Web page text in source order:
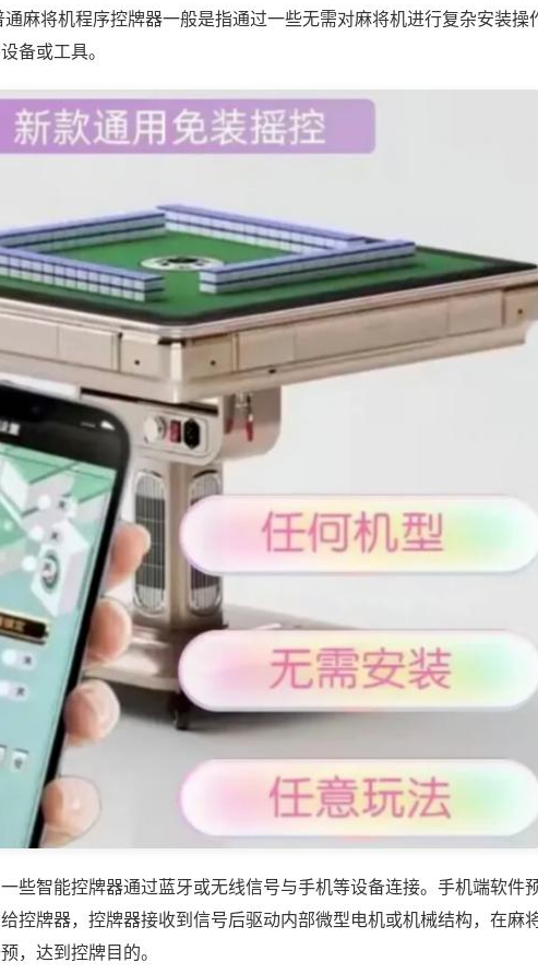
麻将机程序控牌器一般是指通过一些无需对麻将机进行复杂安装操
备或工具。
些智能控牌器通过蓝牙或无线信号与手机等设备连接。手机端软件
控牌器，控牌器接收到信号后驱动内部微型电机或机械结构，在麻
，达到控牌目的。